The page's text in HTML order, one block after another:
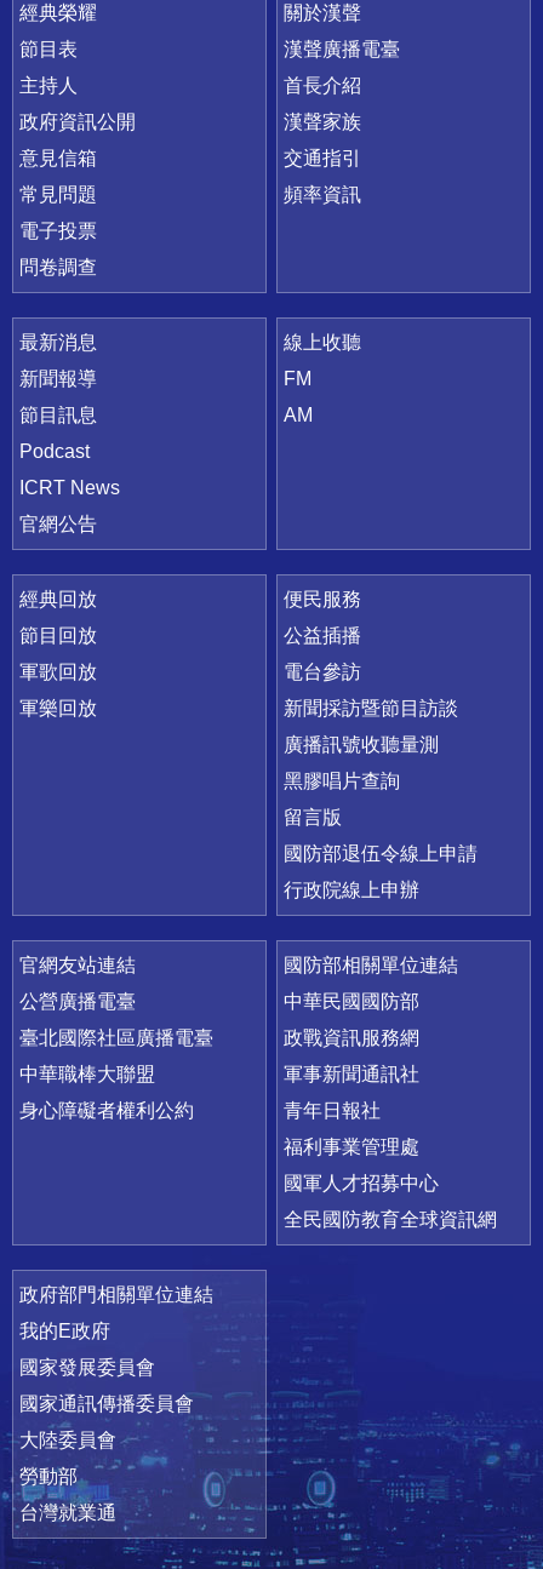
快速連結
經典榮耀
節目表
主持人
政府資訊公開
意見信箱
常見問題
電子投票
問卷調查
關於漢聲
漢聲廣播電臺
首長介紹
漢聲家族
交通指引
頻率資訊
最新消息
新聞報導
節目訊息
Podcast
ICRT News
官網公告
線上收聽
FM
AM
經典回放
節目回放
軍歌回放
軍樂回放
便民服務
公益插播
電台參訪
新聞採訪暨節目訪談
廣播訊號收聽量測
黑膠唱片查詢
留言版
國防部退伍令線上申請
行政院線上申辦
官網友站連結
公營廣播電臺
臺北國際社區廣播電臺
中華職棒大聯盟
身心障礙者權利公約
國防部相關單位連結
中華民國國防部
政戰資訊服務網
軍事新聞通訊社
青年日報社
福利事業管理處
國軍人才招募中心
全民國防教育全球資訊網
政府部門相關單位連結
我的E政府
國家發展委員會
國家通訊傳播委員會
大陸委員會
勞動部
台灣就業通